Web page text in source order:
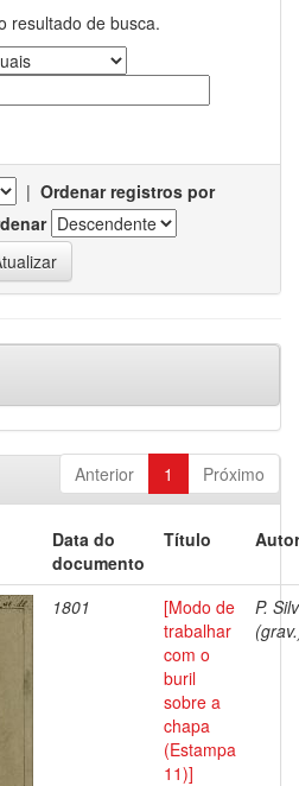
resultado de busca.
| Ordenar registros por
Anterior 1 Próximo
Data do
documento
Título
1801
[Modo de
trabalhar
com o
buril
sobre a
chapa
(Estampa
11)]
P.